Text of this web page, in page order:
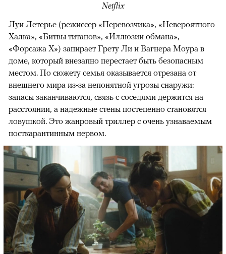
Netflix
Луи Летерье (режиссер «Перевозчика», «Невероятного
Халка», «Битвы титанов», «Иллюзии обмана»,
«Форсажа X») запирает Грету Ли и Вагнера Моура в
доме, который внезапно перестает быть безопасным
местом. По сюжету семья оказывается отрезана от
внешнего мира из-за непонятной угрозы снаружи:
запасы заканчиваются, связь с соседями держится на
расстоянии, а надежные стены постепенно становятся
ловушкой. Это жанровый триллер с очень узнаваемым
посткарантинным нервом.